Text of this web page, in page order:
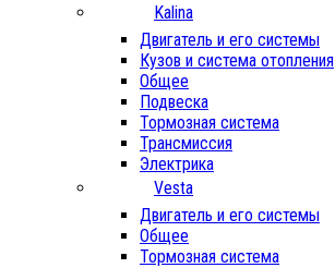
Kalina
Двигатель и его системы
Кузов и система отопления
Общее
Подвеска
Тормозная система
Трансмиссия
Электрика
Vesta
Двигатель и его системы
Общее
Тормозная система